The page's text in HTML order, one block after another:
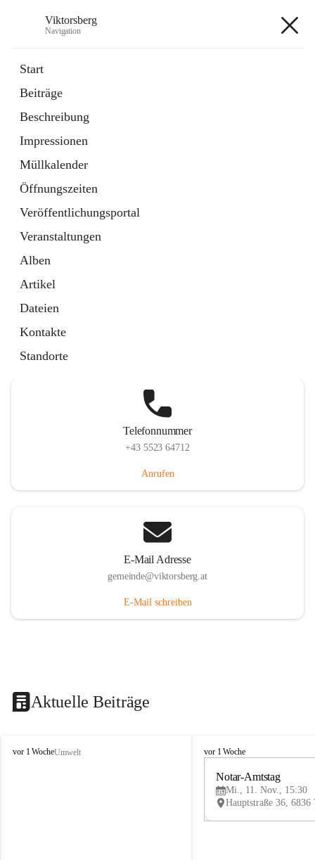
Viktorsberg
Navigation
Start
Beiträge
Beschreibung
Impressionen
Müllkalender
Öffnungszeiten
Veröffentlichungsportal
Veranstaltungen
Alben
Artikel
Dateien
Kontakte
Standorte
1 Schnellzugriff
Bürgerservice
10 Schnellzugriffe
Telefonnummer
+43 5523 64712
Anrufen
E-Mail Adresse
gemeinde@viktorsberg.at
E-Mail schreiben
Aktuelle Beiträge
V
vor 1 WocheUmwelt
V
vor 1 Woche
Notar-Amtstag
Mi., 11. Nov., 15:30